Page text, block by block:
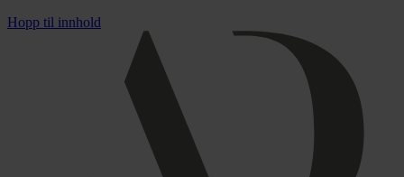
Hopp til innhold